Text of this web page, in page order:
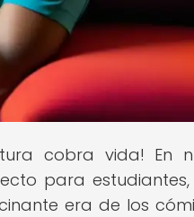
cobra vida! En
para
era de los